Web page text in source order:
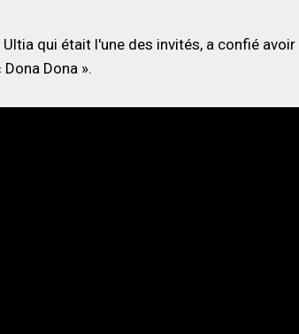
qui était l'une des invités, a confié avoir
Dona ».